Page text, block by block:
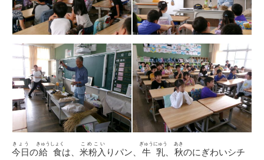
今日
きょう
の給食
きゅうしょく
は、 米粉入
こめこい
りパン、 牛乳
ぎゅうにゅう
、 秋
あき
のにぎわいシチ